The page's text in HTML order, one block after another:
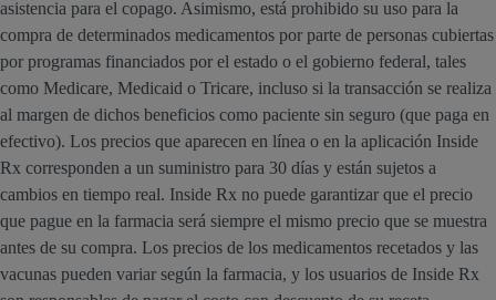
asistencia para el copago. Asimismo, está prohibido su uso para la
compra de determinados medicamentos por parte de personas cubiertas
por programas financiados por el estado o el gobierno federal, tales
como Medicare, Medicaid o Tricare, incluso si la transacción se realiza
al margen de dichos beneficios como paciente sin seguro (que paga en
efectivo). Los precios que aparecen en línea o en la aplicación Inside
Rx corresponden a un suministro para 30 días y están sujetos a
cambios en tiempo real. Inside Rx no puede garantizar que el precio
que pague en la farmacia será siempre el mismo precio que se muestra
antes de su compra. Los precios de los medicamentos recetados y las
vacunas pueden variar según la farmacia, y los usuarios de Inside Rx